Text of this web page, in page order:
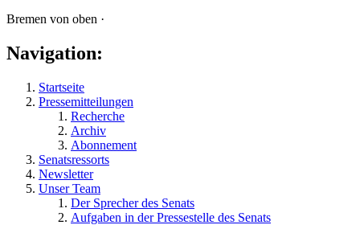
Bremen von oben ·
Navigation:
Startseite
Pressemitteilungen
Recherche
Archiv
Abonnement
Senatsressorts
Newsletter
Unser Team
Der Sprecher des Senats
Aufgaben in der Pressestelle des Senats